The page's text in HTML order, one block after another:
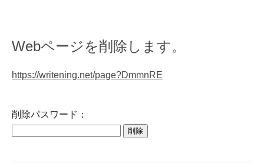
Webページを削除します。
https://writening.net/page?DmmnRE
削除パスワード：